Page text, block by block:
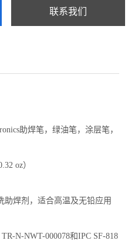
联系我们
助焊笔，绿油笔，涂层笔，
oz）
助焊剂，适合高温及无铅应用
N-NWT-000078和IPC SF-818